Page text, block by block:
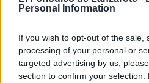
Personal Information
If you wish to opt-out of the sale,
processing of your personal or
targeted advertising by us,
section to confirm your
De los 18.507.841 viajeros
11.795.229 lo hicieron en vuelos
internacionales, un 0,3% menos
respecto al acumulado de estos
en 2025.